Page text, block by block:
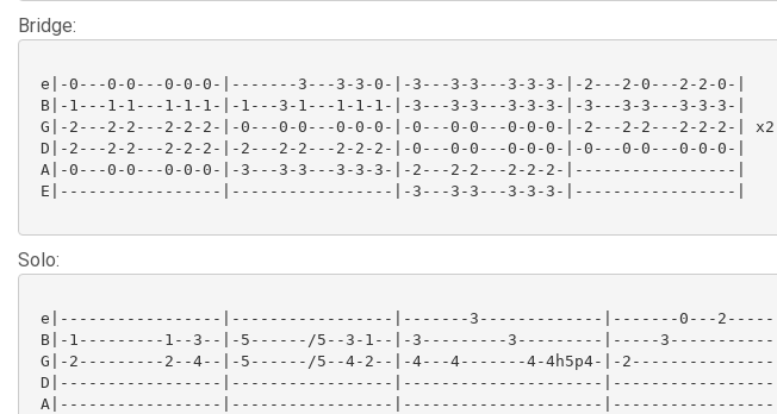
Bridge:
e|-0---0-0---0-0-0-|-------3---3-3-0-|-3---3-3---3-3-3-|-2---2-0---2-2-0-|
B|-1---1-1---1-1-1-|-1---3-1---1-1-1-|-3---3-3---3-3-3-|-3---3-3---3-3-3-|
G|-2---2-2---2-2-2-|-0---0-0---0-0-0-|-0---0-0---0-0-0-|-2---2-2---2-2-2-| x2
D|-2---2-2---2-2-2-|-2---2-2---2-2-2-|-0---0-0---0-0-0-|-0---0-0---0-0-0-|
A|-0---0-0---0-0-0-|-3---3-3---3-3-3-|-2---2-2---2-2-2-|-----------------|
E|-----------------|-----------------|-3---3-3---3-3-3-|-----------------|
Solo:
e|-----------------|-----------------|-------3-------------|-------0---2-----|
B|-1---------1--3--|-5------/5--3-1--|-3---------3---------|-----3-----------|
G|-2---------2--4--|-5------/5--4-2--|-4---4-------4-4h5p4-|-2---------------|
D|-----------------|-----------------|---------------------|-----------------|
A|-----------------|-----------------|---------------------|-----------------|